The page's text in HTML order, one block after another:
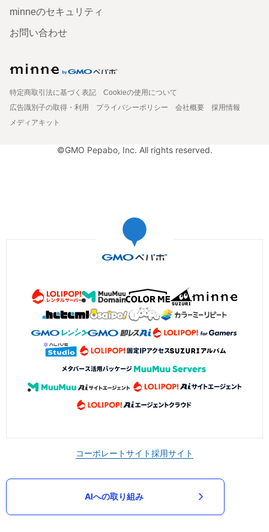
minneのセキュリティ
お問い合わせ
特定商取引法に基づく表記
Cookieの使用について
広告識別子の取得・利用
プライバシーポリシー 会社概要
採用情報
メディアキット
©GMO Pepabo, Inc. All rights reserved.
コーポレートサイト採用サイト
AIへの取り組み